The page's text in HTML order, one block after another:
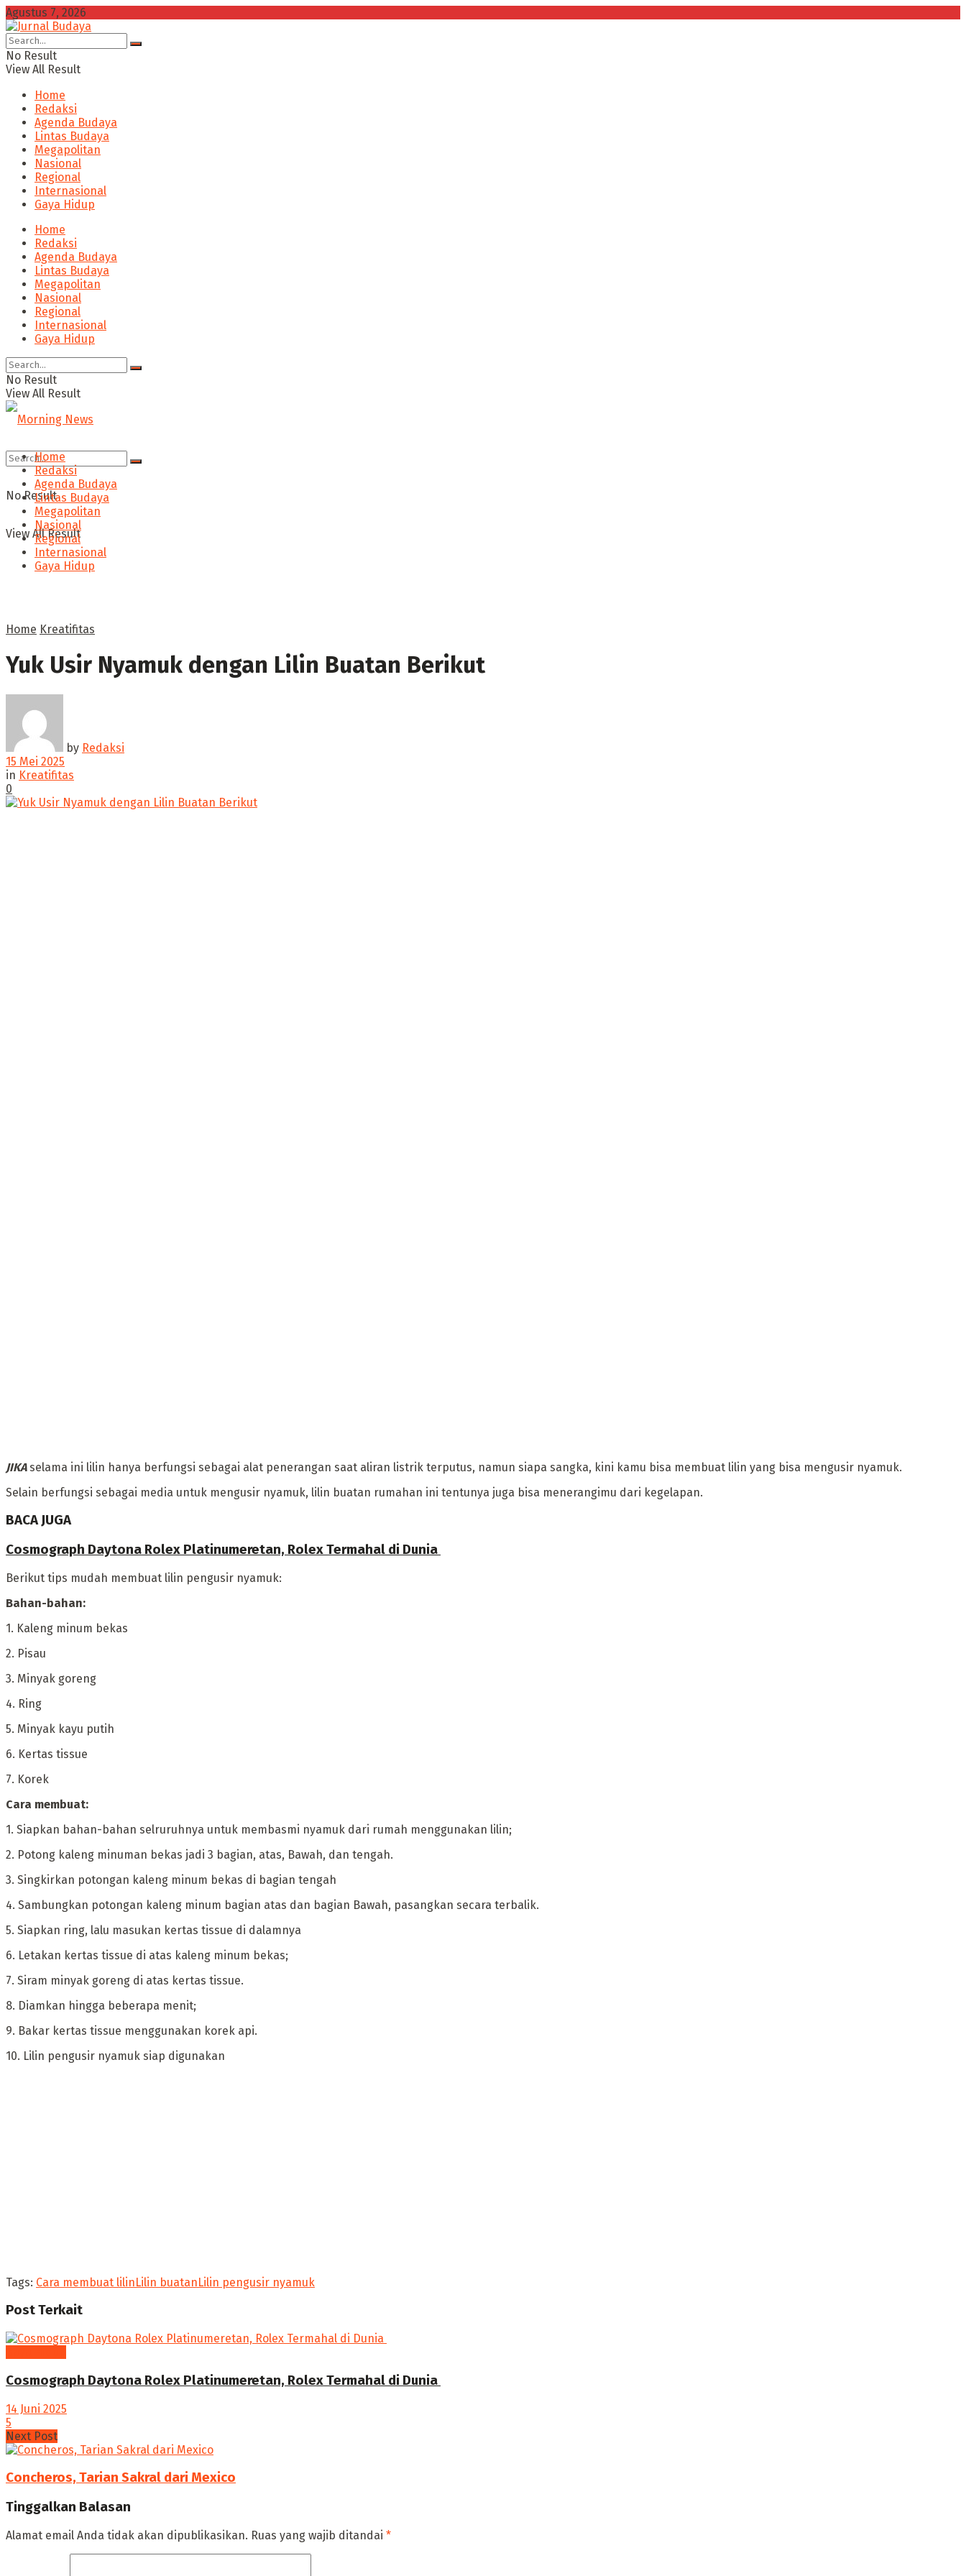
Agustus 7, 2026
No Result
View All Result
Home
Redaksi
Agenda Budaya
Lintas Budaya
Megapolitan
Nasional
Regional
Internasional
Gaya Hidup
Home
Redaksi
Agenda Budaya
Lintas Budaya
Megapolitan
Nasional
Regional
Internasional
Gaya Hidup
No Result
View All Result
No Result
View All Result
Home
Redaksi
Agenda Budaya
Lintas Budaya
Megapolitan
Nasional
Regional
Internasional
Gaya Hidup
Home Kreatifitas
Yuk Usir Nyamuk dengan Lilin Buatan Berikut
by Redaksi
15 Mei 2025
in Kreatifitas
0
JIKAselama ini lilin hanya berfungsi sebagai alat penerangan saat aliran listrik terputus, namun siapa sangka, kini kamu bisa membuat lilin yang bisa mengusir nyamuk.
‎Selain berfungsi sebagai media untuk mengusir nyamuk, lilin buatan rumahan ini tentunya juga bisa menerangimu dari kegelapan.
BACA JUGA
Cosmograph Daytona Rolex Platinumeretan, Rolex Termahal di Dunia ‎
‎Berikut tips mudah membuat lilin pengusir nyamuk:
‎Bahan-bahan:
‎1. Kaleng minum bekas
‎2. Pisau
‎3. Minyak goreng
‎4. Ring
‎5. Minyak kayu putih
‎6. Kertas tissue
‎7. Korek
‎Cara membuat:
‎1. Siapkan bahan-bahan selruruhnya untuk membasmi nyamuk dari rumah menggunakan lilin;
‎2. Potong kaleng minuman bekas jadi 3 bagian, atas, Bawah, dan tengah.
‎3. Singkirkan potongan kaleng minum bekas di bagian tengah
‎4. Sambungkan potongan kaleng minum bagian atas dan bagian Bawah, pasangkan secara terbalik.
‎5. Siapkan ring, lalu masukan kertas tissue di dalamnya
‎6. Letakan kertas tissue di atas kaleng minum bekas;
‎7. Siram minyak goreng di atas kertas tissue.
‎8. Diamkan hingga beberapa menit;
‎9. Bakar kertas tissue menggunakan korek api.
‎10. Lilin pengusir nyamuk siap digunakan
Tags: Cara membuat lilinLilin buatanLilin pengusir nyamuk
PostTerkait
Cosmograph Daytona Rolex Platinumeretan, Rolex Termahal di Dunia ‎
14 Juni 2025
5
Next Post
Concheros, Tarian Sakral dari Mexico
Tinggalkan Balasan
Alamat email Anda tidak akan dipublikasikan. Ruas yang wajib ditandai *